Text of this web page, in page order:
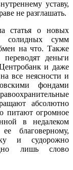
уставу,
не разглашать.
статья о новых
солидных сумм
на что. Также
деньги
и даже
все неясности и
фондами
абсолютно
питают огромное
в недалеком
благоверному,
и судорожно
лишь слово